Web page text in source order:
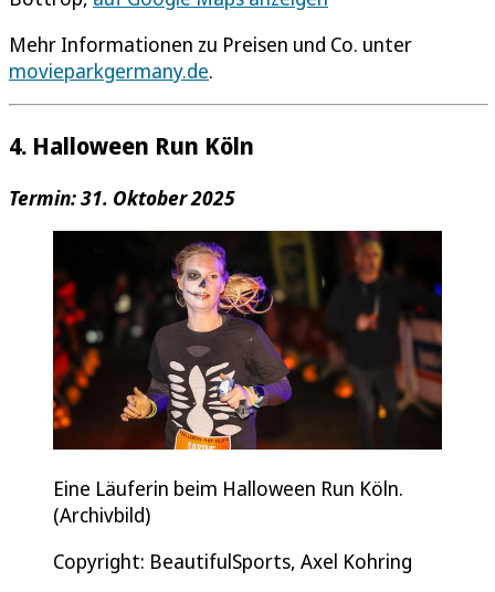
Mehr Informationen zu Preisen und Co. unter
movieparkgermany.de.
4. Halloween Run Köln
Termin: 31. Oktober 2025
Eine Läuferin beim Halloween Run Köln.
(Archivbild)
Copyright: BeautifulSports, Axel Kohring